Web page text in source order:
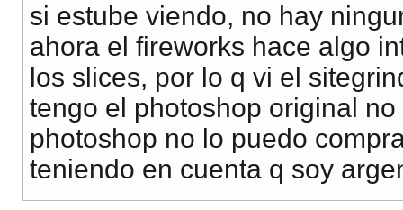
si estube viendo, no hay
ahora el fireworks hace algo
los slices, por lo q vi el
tengo el photoshop original
photoshop no lo puedo
teniendo en cuenta q soy